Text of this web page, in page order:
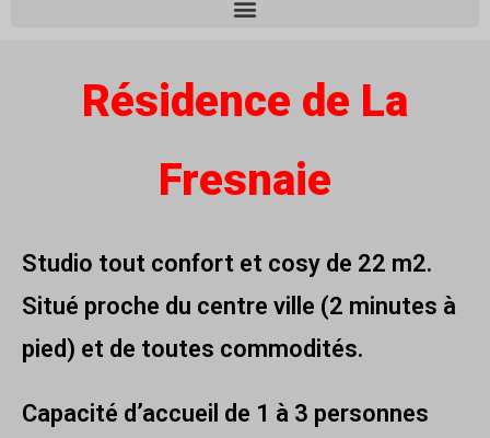
Résidence de La
Fresnaie
Studio tout confort et cosy de 22 m2.
Situé proche du centre ville (2 minutes à
pied) et de toutes commodités.
Capacité d’accueil de 1 à 3 personnes